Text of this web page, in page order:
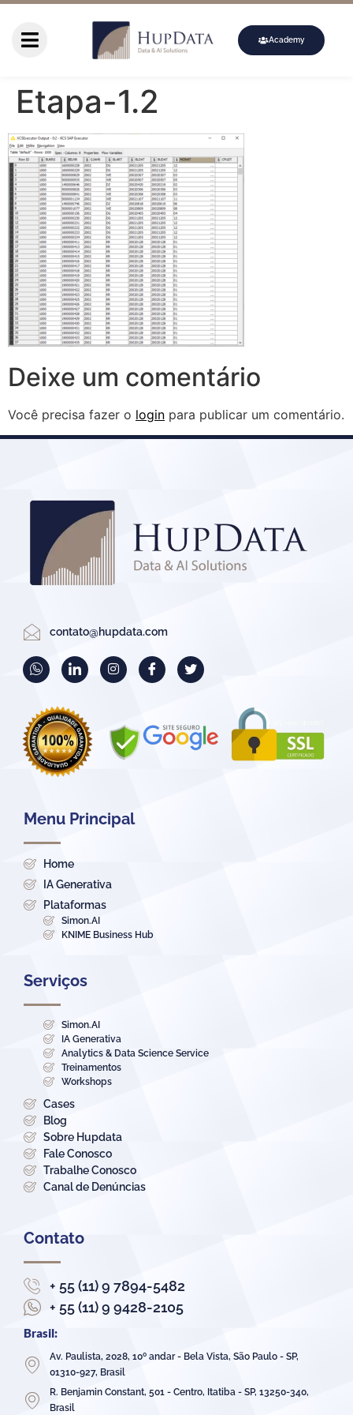
Academy
Etapa-1.2
Deixe um comentário
Você precisa fazer o login para publicar um comentário.
contato@hupdata.com
Menu Principal
Home
IA Generativa
Plataformas
Simon.AI
KNIME Business Hub
Serviços
Simon.AI
IA Generativa
Analytics & Data Science Service
Treinamentos
Workshops
Cases
Blog
Sobre Hupdata
Fale Conosco
Trabalhe Conosco
Canal de Denúncias
Contato
+ 55 (11) 9 7894-5482
+ 55 (11) 9 9428-2105
Brasil:
Av. Paulista, 2028, 10º andar - Bela Vista, São Paulo - SP,
01310-927, Brasil
R. Benjamin Constant, 501 - Centro, Itatiba - SP, 13250-340,
Brasil